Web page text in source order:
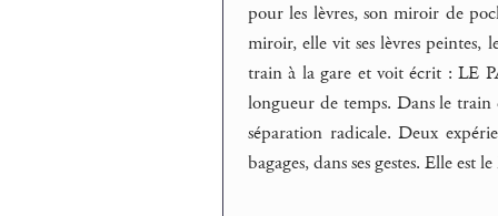
pour les lèvres, son miroir de
miroir, elle vit ses lèvres peintes,
train à la gare et voit écrit : LE
longueur de temps. Dans le train
séparation radicale. Deux
bagages, dans ses gestes. Elle est